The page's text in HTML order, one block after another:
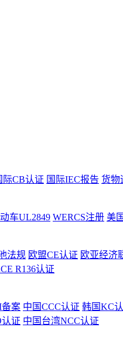
际CB认证 国际IEC报告 货物
车UL2849 WERCS注册 美
法规 欧盟CE认证 欧亚经济
R136认证
备案 中国CCC认证 韩国KC
证 中国台湾NCC认证